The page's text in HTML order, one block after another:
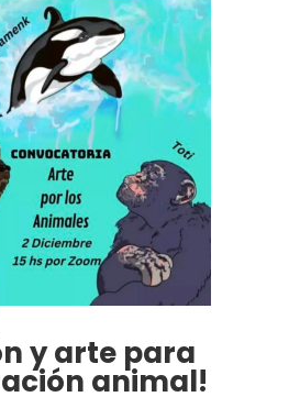
y arte para
animal!